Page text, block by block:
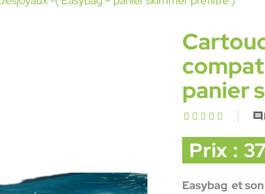
panier

Prix :
Easybag et